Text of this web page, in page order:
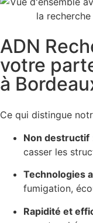
ADN
votre
à
Ce qui distingue
Non destructif
casser les
Technologies
fumigation,
Rapidité et